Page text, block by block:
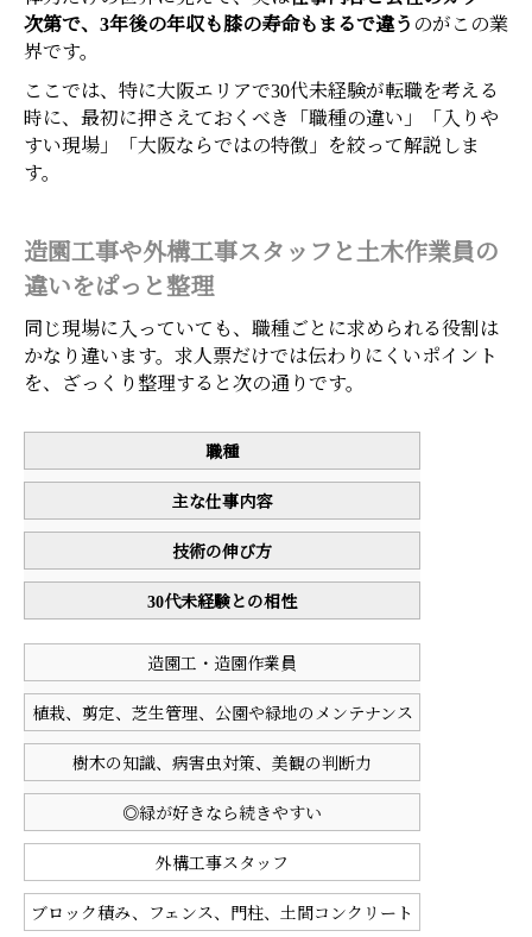
次第で、3年後の年収も膝の寿命もまるで違う のがこの業
界です。
ここでは、特に大阪エリアで30代未経験が転職を考える
時に、最初に押さえておくべき「職種の違い」「入りや
すい現場」「大阪ならではの特徴」を絞って解説しま
す。
造園工事や外構工事スタッフと土木作業員の
違いをぱっと整理
同じ現場に入っていても、職種ごとに求められる役割は
かなり違います。求人票だけでは伝わりにくいポイント
を、ざっくり整理すると次の通りです。
職種
主な仕事内容
技術の伸び方
30代未経験との相性
造園工・造園作業員
植栽、剪定、芝生管理、公園や緑地のメンテナンス
樹木の知識、病害虫対策、美観の判断力
◎緑が好きなら続きやすい
外構工事スタッフ
ブロック積み、フェンス、門柱、土間コンクリート